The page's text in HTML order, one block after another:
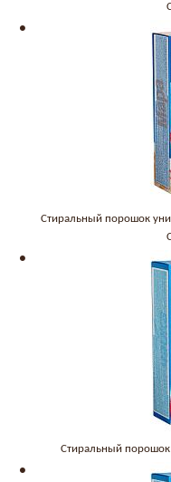
Стиральный порошок
Стиральный